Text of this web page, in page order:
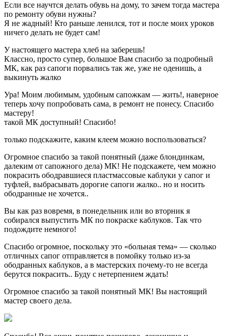
Если все научтся делать обувь на дому, то зачем тогда мастера
по ремонту обуви нужны?
Я не жадный! Кто раньше ленился, тот и после моих уроков
ничего делать не будет сам!
У настоящего мастера хлеб на заберешь!
Классно, просто супер, большое Вам спасибо за подробный
МК, как раз сапоги порвались так же, уже не оденишь, а
выкинуть жалко
Ура! Моим любимым, удобным сапожкам — жить!, наверное
теперь хочу попробовать сама, в ремонт не понесу. Спасибо
мастеру!
такой МК доступный! Спасибо!
только подскажите, каким клеем можно воспользоваться?
Огромное спасибо за такой понятный (даже блондинкам,
далеким от сапожного дела) МК! Не подскажете, чем можно
покрасить ободравшиеся пластмассовые каблуки у сапог и
туфлей, выбрасывать дорогие сапоги жалко.. но и носить
ободранные не хочется..
Вы как раз вовремя, в понедельник или во вторник я
собирался выпустить МК по покраске каблуков. Так что
подождите немного!
Спасибо огромное, поскольку это «больная тема» — сколько
отличных сапог отправляется в помойку только из-за
ободранных каблуков, а в мастерских почему-то не всегда
берутся покрасить.. Буду с нетерпением ждать!
Огромное спасибо за такой понятный МК! Вы настоящий
мастер своего дела.